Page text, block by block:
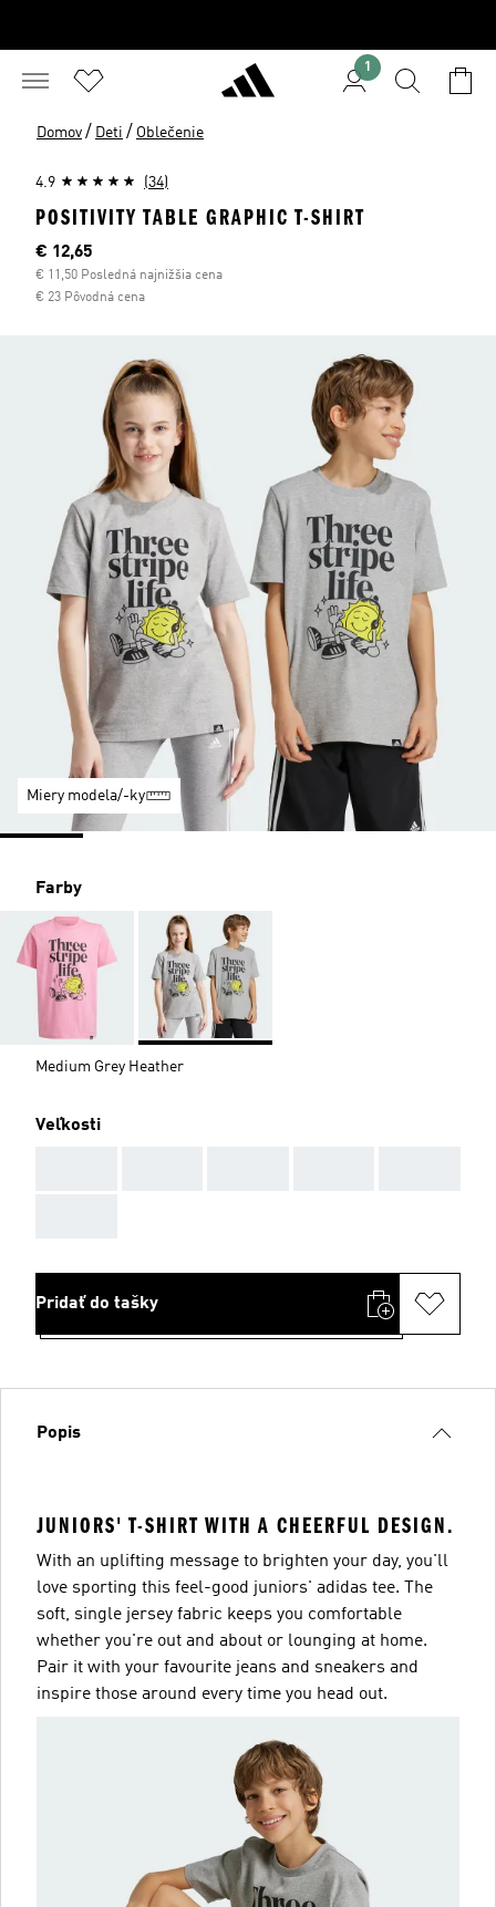
1
Domov / Deti / Oblečenie
4.9 (34)
POSITIVITY TABLE GRAPHIC T-SHIRT
Aktuálna cena
€ 12,65
€ 11,50 Posledná najnižšia cena
€ 23 Pôvodná cena
Miery modela/-ky
Farby
Medium Grey Heather
Veľkosti
Pridať do tašky
Popis
JUNIORS' T-SHIRT WITH A CHEERFUL DESIGN.
With an uplifting message to brighten your day, you'll
love sporting this feel-good juniors' adidas tee. The
soft, single jersey fabric keeps you comfortable
whether you're out and about or lounging at home.
Pair it with your favourite jeans and sneakers and
inspire those around every time you head out.